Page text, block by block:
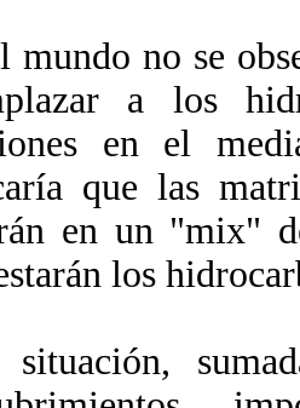
mundo no se
a los
en el
que las
en un "mix"
los
situación,